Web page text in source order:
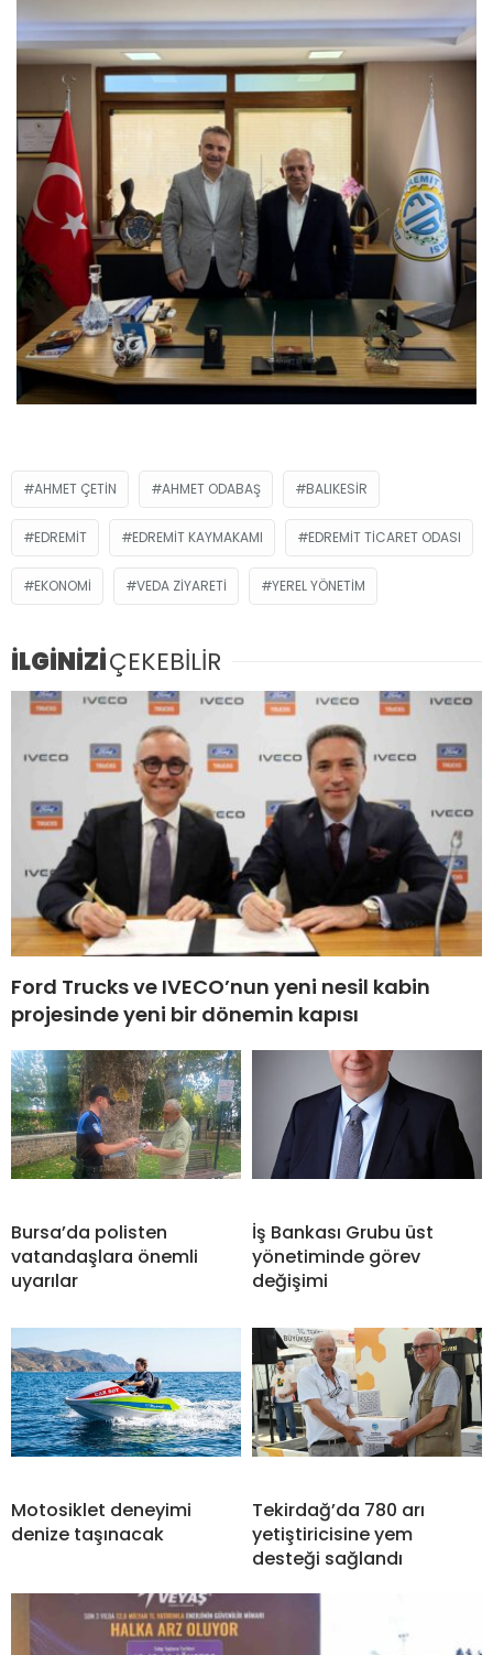
AHMET ÇETIN AHMET ODABAŞ BALIKESIR
EDREMIT EDREMIT KAYMAKAMI EDREMIT TICARET ODASI
EKONOMI VEDA ZIYARETI YEREL YÖNETIM
İLGİNİZİÇEKEBİLİR
Ford Trucks ve IVECO’nun yeni nesil kabin
projesinde yeni bir dönemin kapısı
Bursa’da polisten
vatandaşlara önemli
uyarılar
İş Bankası Grubu üst
yönetiminde görev
değişimi
Motosiklet deneyimi
denize taşınacak
Tekirdağ’da 780 arı
yetiştiricisine yem
desteği sağlandı